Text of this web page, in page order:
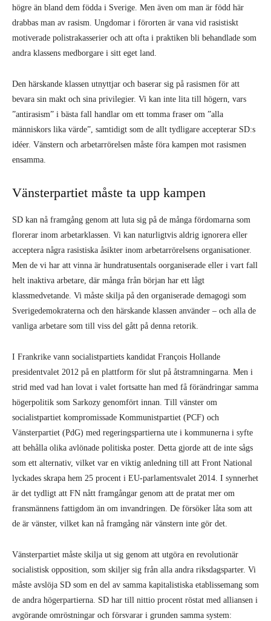
högre än bland dem födda i Sverige. Men även om man är född här
drabbas man av rasism. Ungdomar i förorten är vana vid rasistiskt
motiverade polistrakasserier och att ofta i praktiken bli behandlade som
andra klassens medborgare i sitt eget land.
Den härskande klassen utnyttjar och baserar sig på rasismen för att
bevara sin makt och sina privilegier. Vi kan inte lita till högern, vars
”antirasism” i bästa fall handlar om ett tomma fraser om ”alla
människors lika värde”, samtidigt som de allt tydligare accepterar SD:s
idéer. Vänstern och arbetarrörelsen måste föra kampen mot rasismen
ensamma.
Vänsterpartiet måste ta upp kampen
SD kan nå framgång genom att luta sig på de många fördomarna som
florerar inom arbetarklassen. Vi kan naturligtvis aldrig ignorera eller
acceptera några rasistiska åsikter inom arbetarrörelsens organisationer.
Men de vi har att vinna är hundratusentals oorganiserade eller i vart fall
helt inaktiva arbetare, där många från början har ett lågt
klassmedvetande. Vi måste skilja på den organiserade demagogi som
Sverigedemokraterna och den härskande klassen använder – och alla de
vanliga arbetare som till viss del gått på denna retorik.
I Frankrike vann socialistpartiets kandidat François Hollande
presidentvalet 2012 på en plattform för slut på åtstramningarna. Men i
strid med vad han lovat i valet fortsatte han med få förändringar samma
högerpolitik som Sarkozy genomfört innan. Till vänster om
socialistpartiet kompromissade Kommunistpartiet (PCF) och
Vänsterpartiet (PdG) med regeringspartierna ute i kommunerna i syfte
att behålla olika avlönade politiska poster. Detta gjorde att de inte sågs
som ett alternativ, vilket var en viktig anledning till att Front National
lyckades skrapa hem 25 procent i EU-parlamentsvalet 2014. I synnerhet
är det tydligt att FN nått framgångar genom att de pratat mer om
fransmännens fattigdom än om invandringen. De försöker låta som att
de är vänster, vilket kan nå framgång när vänstern inte gör det.
Vänsterpartiet måste skilja ut sig genom att utgöra en revolutionär
socialistisk opposition, som skiljer sig från alla andra riksdagsparter. Vi
måste avslöja SD som en del av samma kapitalistiska etablissemang som
de andra högerpartierna. SD har till nittio procent röstat med alliansen i
avgörande omröstningar och försvarar i grunden samma system: